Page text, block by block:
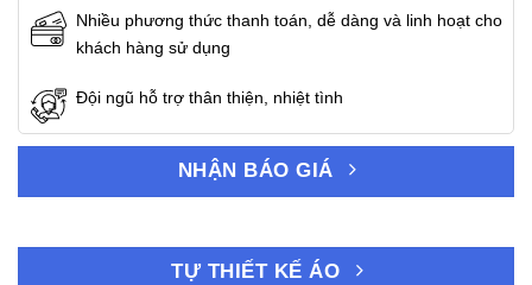
Nhiều phương thức thanh toán, dễ dàng và linh hoạt cho
khách hàng sử dụng
Đội ngũ hỗ trợ thân thiện, nhiệt tình
NHẬN BÁO GIÁ
TỰ THIẾT KẾ ÁO